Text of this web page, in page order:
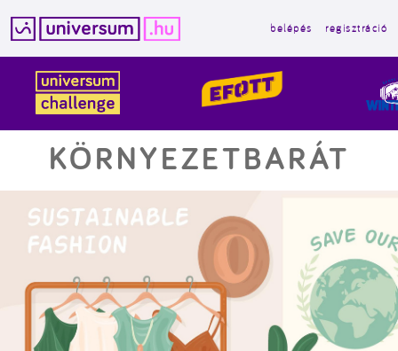
tartalomba
belépés regisztráció
KÖRNYEZETBARÁT